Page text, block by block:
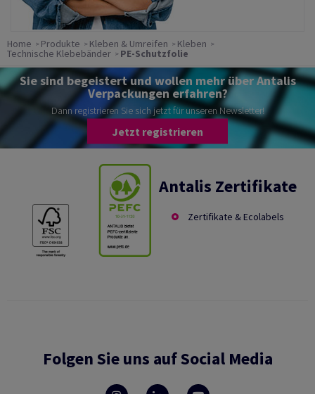
Home Produkte Kleben & Umreifen Kleben
Technische Klebebänder PE-Schutzfolie
Sie sind begeistert und wollen mehr über Antalis
Verpackungen erfahren?
Dann registrieren Sie sich jetzt für unseren Newsletter!
Jetzt registrieren
Antalis Zertifikate
Zertifikate & Ecolabels
Folgen Sie uns auf Social Media